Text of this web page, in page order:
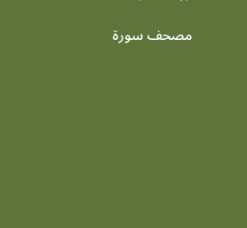
footer menu
مصحف سورة